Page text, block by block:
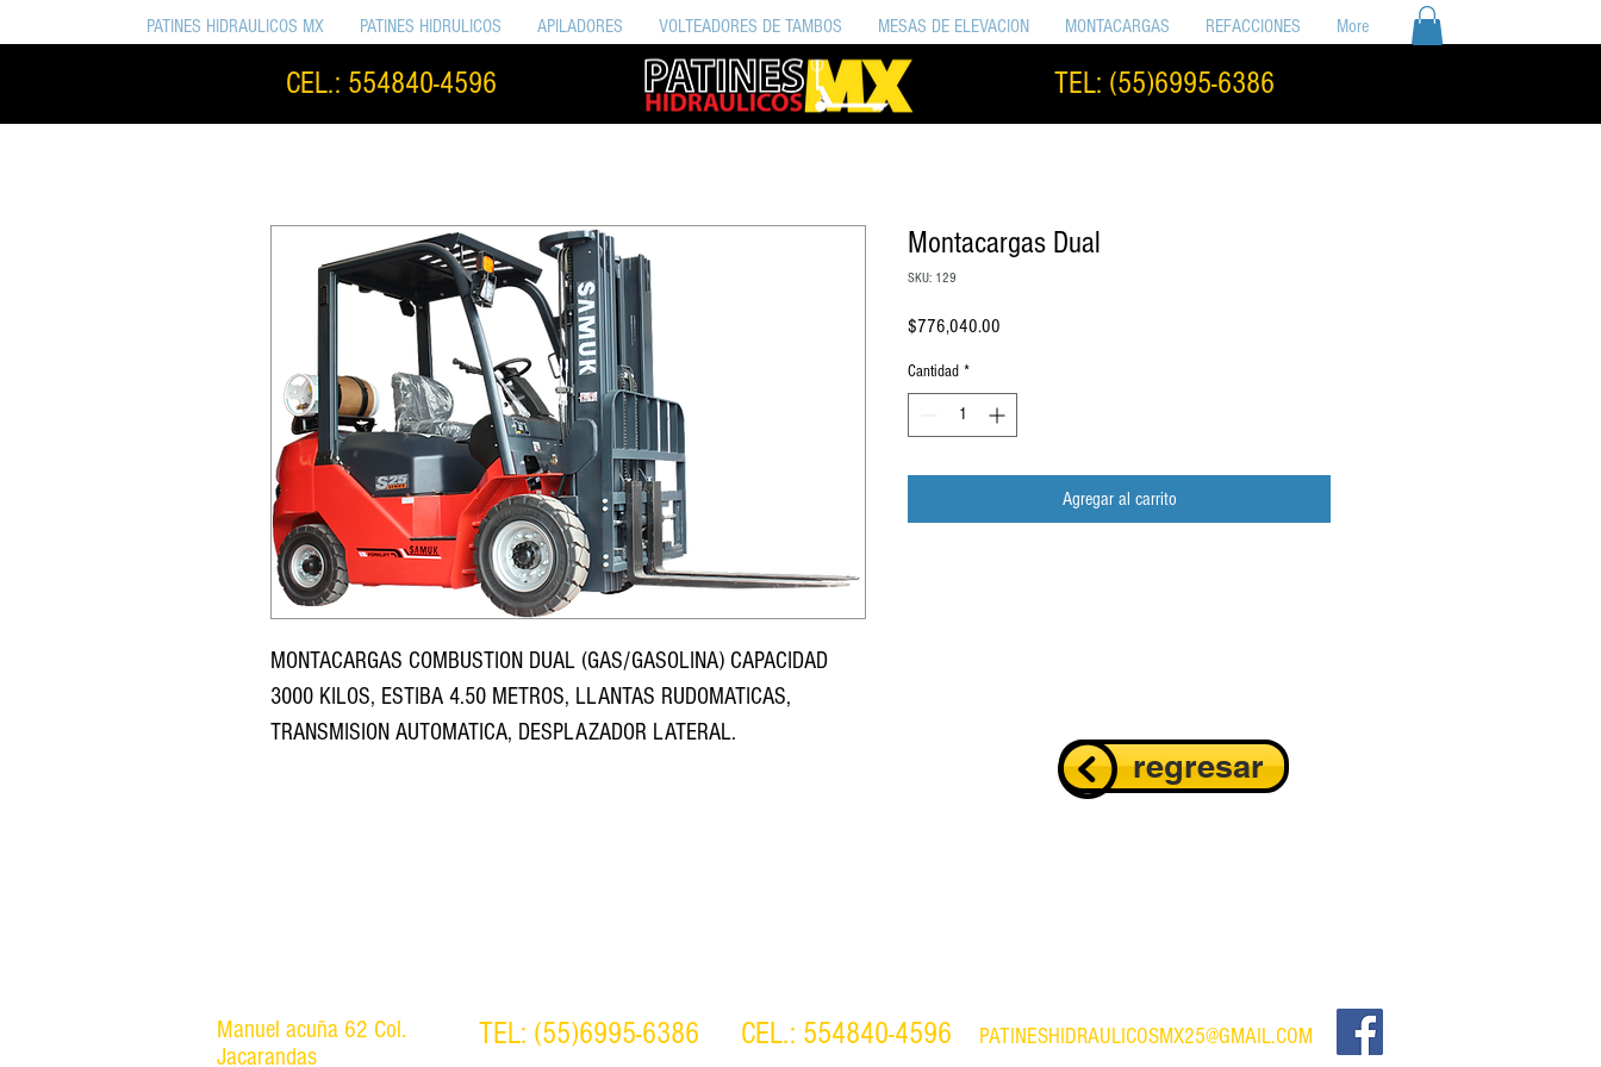
PATINES HIDRAULICOS MX PATINES HIDRULICOS APILADORES VOLTEADORES DE TAMBOS MESAS DE ELEVACION MONTACARGAS REFACCIONES More
MONTACARGAS COMBUSTION DUAL (GAS/GASOLINA) CAPACIDAD
3000 KILOS, ESTIBA 4.50 METROS, LLANTAS RUDOMATICAS,
TRANSMISION AUTOMATICA, DESPLAZADOR LATERAL.
Montacargas Dual
SKU: 129
$776,040.00
Cantidad *
Agregar al carrito
regresar
CEL.: 554840-4596 TEL: (55)6995-6386
Manuel acuña 62 Col.
Jacarandas
TEL: (55)6995-6386 CEL.: 554840-4596 PATINESHIDRAULICOSMX25@GMAIL.COM